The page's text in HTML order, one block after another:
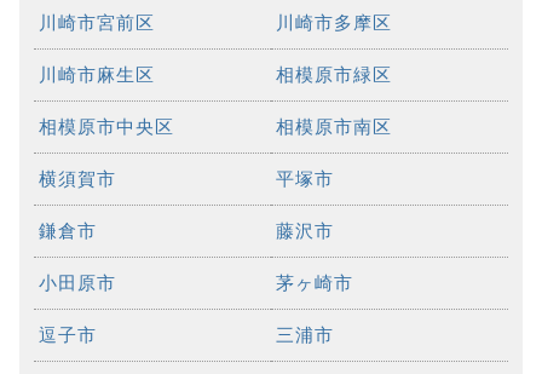
川崎市宮前区 川崎市多摩区
川崎市麻生区 相模原市緑区
相模原市中央区 相模原市南区
横須賀市 平塚市
鎌倉市 藤沢市
小田原市 茅ヶ崎市
逗子市 三浦市